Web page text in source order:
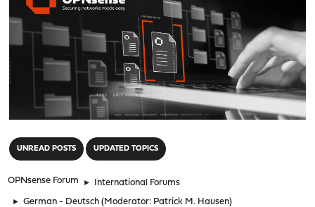
UNREAD POSTS UPDATED TOPICS
OPNsense Forum ► International Forums
► German - Deutsch (Moderator: Patrick M. Hausen)